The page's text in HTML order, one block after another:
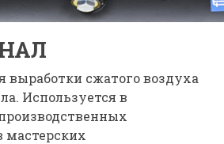
выработки сжатого воздуха
Используется в
мастерских